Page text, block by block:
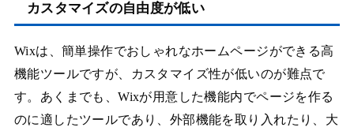
カスタマイズの自由度が低い
Wixは、簡単操作でおしゃれなホームページができる高
機能ツールですが、カスタマイズ性が低いのが難点で
す。あくまでも、Wixが用意した機能内でページを作る
のに適したツールであり、外部機能を取り入れたり、大